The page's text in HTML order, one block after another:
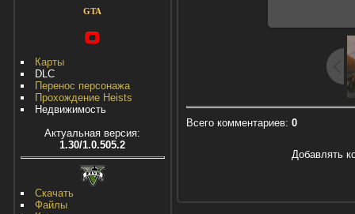
GTA
Карты
DLC
Перенос персонажа
Прохождение Heists
Недвижимость
Актуальная версия:
1.30/1.0.505.2
Скачать
Файлы
Всего комментариев: 0
Добавлять